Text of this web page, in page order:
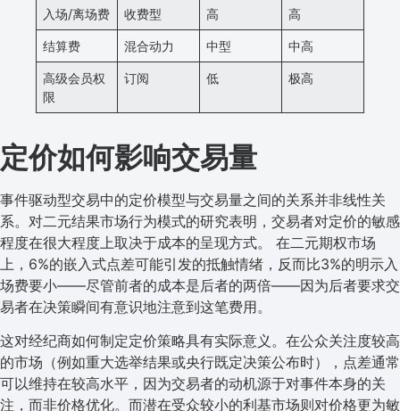
入场/离场费 收费型 高 高
结算费 混合动力 中型 中高
高级会员权
限
订阅 低 极高
定价如何影响交易量
事件驱动型交易中的定价模型与交易量之间的关系并非线性关
系。对二元结果市场行为模式的研究表明，交易者对定价的敏感
程度在很大程度上取决于成本的呈现方式。 在二元期权市场
上，6%的嵌入式点差可能引发的抵触情绪，反而比3%的明示入
场费要小——尽管前者的成本是后者的两倍——因为后者要求交
易者在决策瞬间有意识地注意到这笔费用。
这对经纪商如何制定定价策略具有实际意义。在公众关注度较高
的市场（例如重大选举结果或央行既定决策公布时），点差通常
可以维持在较高水平，因为交易者的动机源于对事件本身的关
注，而非价格优化。而潜在受众较小的利基市场则对价格更为敏